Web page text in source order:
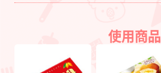
使用商品